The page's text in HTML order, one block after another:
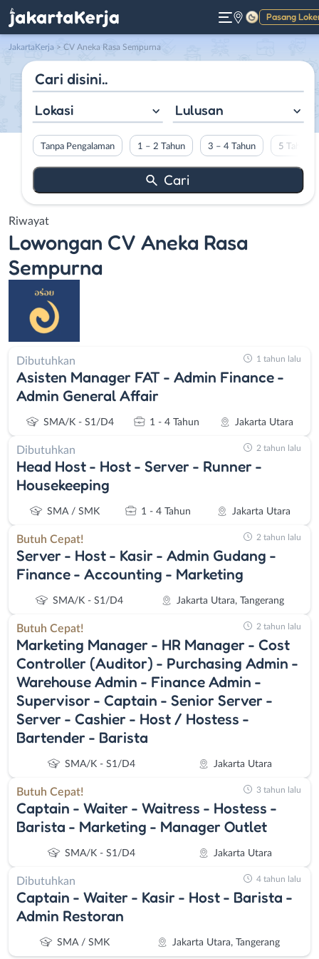
Pasang
Gelap
JakartaKerja > CV Aneka Rasa Sempurna
Lokasi Lulusan
Tanpa Pengalaman 1 – 2 Tahun 3 – 4 Tahun 5 Tahun
Riwayat
Lowongan CV Aneka Rasa
Sempurna
Dibutuhkan
Asisten Manager FAT - Admin Finance -
Admin General Affair
SMA/K - S1/D4 1 - 4 Tahun Jakarta Utara
1 tahun lalu
Dibutuhkan
Head Host - Host - Server - Runner -
Housekeeping
SMA / SMK 1 - 4 Tahun Jakarta Utara
2 tahun lalu
Butuh Cepat!
Server - Host - Kasir - Admin Gudang -
Finance - Accounting - Marketing
SMA/K - S1/D4 Jakarta Utara, Tangerang
2 tahun lalu
Butuh Cepat!
Marketing Manager - HR Manager - Cost
Controller (Auditor) - Purchasing Admin -
Warehouse Admin - Finance Admin -
Supervisor - Captain - Senior Server -
Server - Cashier - Host / Hostess -
Bartender - Barista
SMA/K - S1/D4 Jakarta Utara
2 tahun lalu
Butuh Cepat!
Captain - Waiter - Waitress - Hostess -
Barista - Marketing - Manager Outlet
SMA/K - S1/D4 Jakarta Utara
3 tahun lalu
Dibutuhkan
Captain - Waiter - Kasir - Host - Barista -
Admin Restoran
SMA / SMK Jakarta Utara, Tangerang
4 tahun lalu